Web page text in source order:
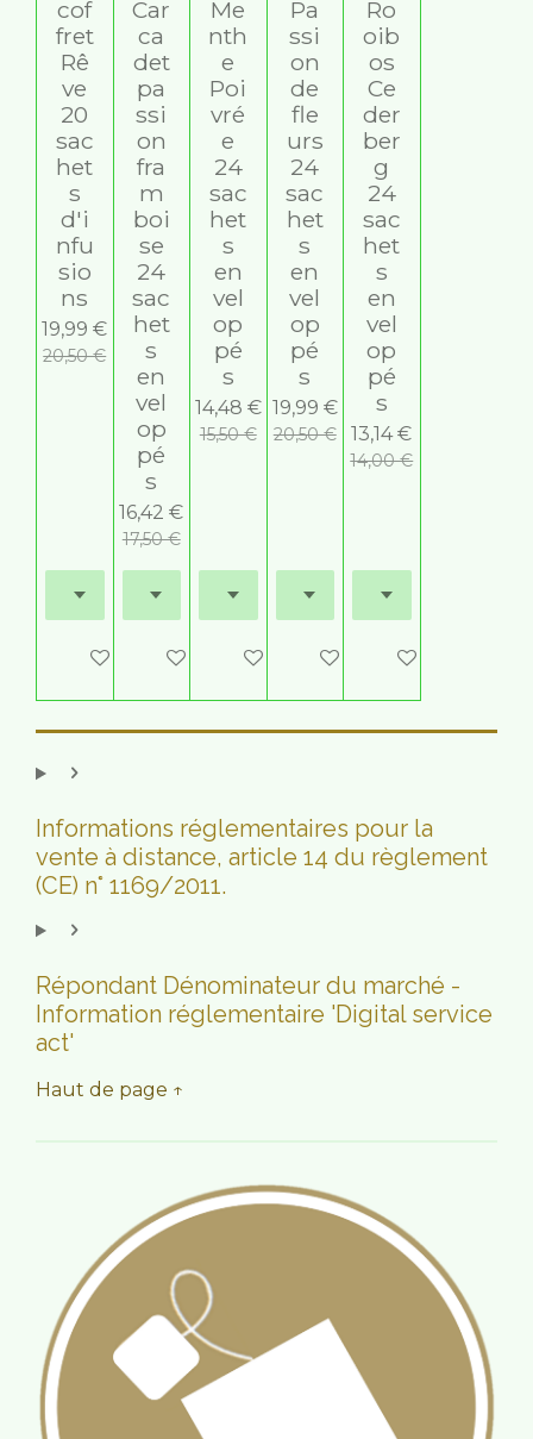
cof
fret
Rê
ve
20
sac
het
s
d'i
nfu
sio
ns
19,99 €
20,50 €
M'avertir si disponible
Car
ca
det
pa
ssi
on
fra
m
boi
se
24
sac
het
s
en
vel
op
pé
s
16,42 €
17,50 €
Ajouter au panier
Me
nth
e
Poi
vré
e
24
sac
het
s
en
vel
op
pé
s
14,48 €
15,50 €
Ajouter au panier
Pa
ssi
on
de
fle
urs
24
sac
het
s
en
vel
op
pé
s
19,99 €
20,50 €
Ajouter au panier
Ro
oib
os
Ce
der
ber
g
24
sac
het
s
en
vel
op
pé
s
13,14 €
14,00 €
Ajouter au
Informations réglementaires pour la
vente à distance, article 14 du règlement
(CE) n° 1169/2011.
Répondant Dénominateur du marché -
Information réglementaire 'Digital service
act'
Haut de page ↑